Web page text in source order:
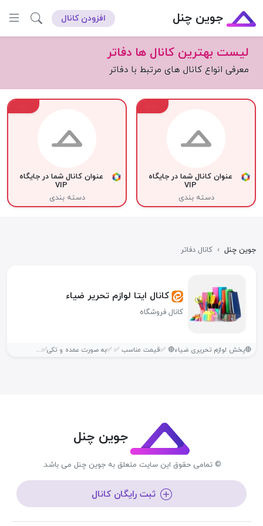
جوین چنل افزودن کانال
لیست بهترین کانال ها دفاتر
معرفی انواع کانال های مرتبط با دفاتر
عنوان کانال شما در جایگاه
VIP
دسته بندی
عنوان کانال شما در جایگاه
VIP
دسته بندی
جوین چنل › کانال دفاتر
کانال ایتا لوازم تحریر ضیاء
کانال فروشگاه
🔴پخش لوازم تحریری ضیاء🔴 ✅️قیمت مناسب ✅️ ✅️به صورت عمده و تکی✅️...
جوین چنل
© تمامی حقوق این سایت متعلق به جوین چنل می باشد.
ثبت رایگان کانال